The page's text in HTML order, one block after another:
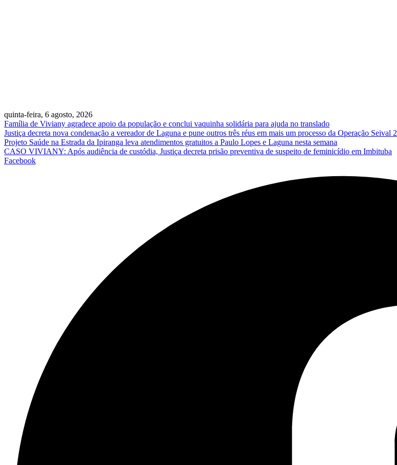
quinta-feira, 6 agosto, 2026
Família de Viviany agradece apoio da população e conclui vaquinha solidária para ajuda no translado
Justiça decreta nova condenação a vereador de Laguna e pune outros três réus em mais um processo da Operação Seival 2
Projeto Saúde na Estrada da Ipiranga leva atendimentos gratuitos a Paulo Lopes e Laguna nesta semana
CASO VIVIANY: Após audiência de custódia, Justiça decreta prisão preventiva de suspeito de feminicídio em Imbituba
Facebook